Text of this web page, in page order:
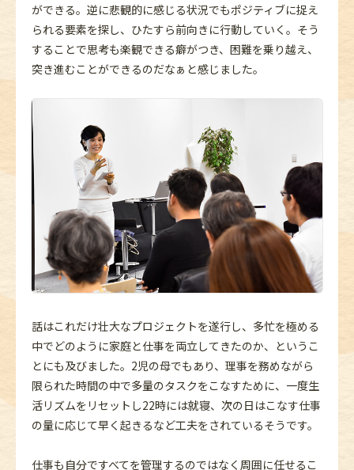
ができる。逆に悲観的に感じる状況でもポジティブに捉え
られる要素を探し、ひたすら前向きに行動していく。そう
することで思考も楽観できる癖がつき、困難を乗り越え、
突き進むことができるのだなぁと感じました。
話はこれだけ壮大なプロジェクトを遂行し、多忙を極める
中でどのように家庭と仕事を両立してきたのか、というこ
とにも及びました。2児の母でもあり、理事を務めながら
限られた時間の中で多量のタスクをこなすために、一度生
活リズムをリセットし22時には就寝、次の日はこなす仕事
の量に応じて早く起きるなど工夫をされているそうです。
仕事も自分ですべてを管理するのではなく周囲に任せるこ